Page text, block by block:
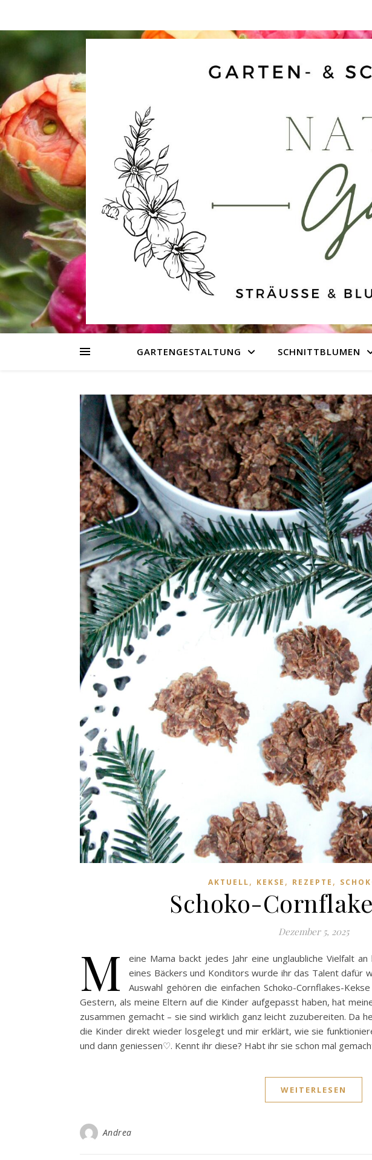
GARTENGESTALTUNG SCHNITTBLUMEN
AKTUELL, KEKSE , REZEPTE ,
Schoko-
Dezember 5, 2025
M
eine Mama backt jedes Jahr eine unglaubliche Vielfalt
eines Bäckers und Konditors wurde ihr das Talent dafür
Auswahl gehören die einfachen Schoko-Cornflakes-
Gestern, als meine Eltern auf die Kinder aufgepasst haben, hat
zusammen gemacht – sie sind wirklich ganz leicht zuzubereiten. Da
die Kinder direkt wieder losgelegt und mir erklärt, wie sie
und dann geniessen♡. Kennt ihr diese? Habt ihr sie schon mal
WEITERLESEN
Andrea